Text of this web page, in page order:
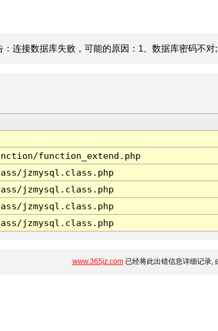
：连接数据库失败，可能的原因：1、数据库密码不对;
function_extend.php
jzmysql.class.php
jzmysql.class.php
jzmysql.class.php
jzmysql.class.php
www.365jz.com已经将此出错信息详细记录,